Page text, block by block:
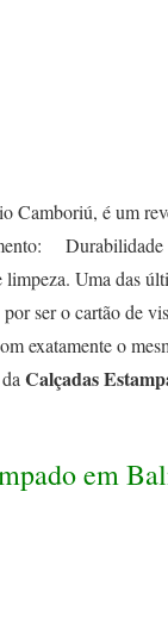
Camboriú, é um
⠀
Uma das
ser o cartão de
exatamente o
Calçadas
em